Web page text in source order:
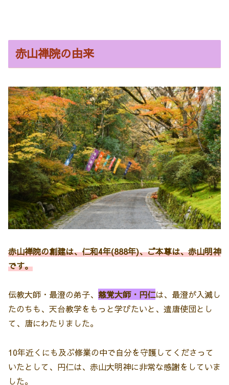
赤山禅院の由来
赤山禅院の創建は、仁和4年(888年)、ご本尊は、赤山明神
です。
伝教大師・最澄の弟子、 慈覚大師・円仁は、最澄が入滅し
たのちも、天台教学をもっと学びたいと、遣唐使団とし
て、唐にわたりました。
10年近くにも及ぶ修業の中で自分を守護してくださって
いたとして、円仁は、赤山大明神に非常な感謝をしていま
した。